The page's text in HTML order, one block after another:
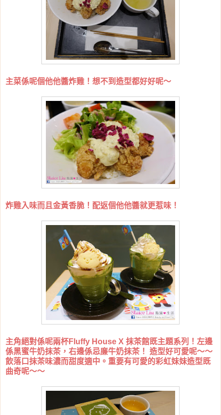
主菜係呢個他他醬炸雞！想不到造型都好好呢～
炸雞入味而且金黃香脆！配返個他他醬就更惹味！
主角絕對係呢兩杯Fluffy House X 抹茶館既主題系列！左邊
係黑蜜牛奶抹茶，右邊係忌廉牛奶抹茶！ 造型好可愛呢～～
飲落口抹茶味濃而甜度適中。重要有可愛的彩虹妹妹造型既
曲奇呢～～